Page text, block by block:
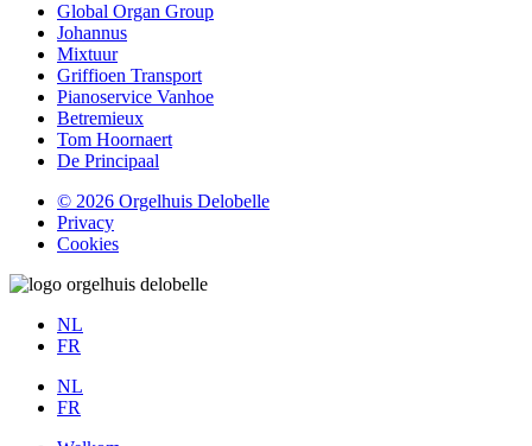
Global Organ Group
Johannus
Mixtuur
Griffioen Transport
Pianoservice Vanhoe
Betremieux
Tom Hoornaert
De Principaal
© 2026 Orgelhuis Delobelle
Privacy
Cookies
NL
FR
NL
FR